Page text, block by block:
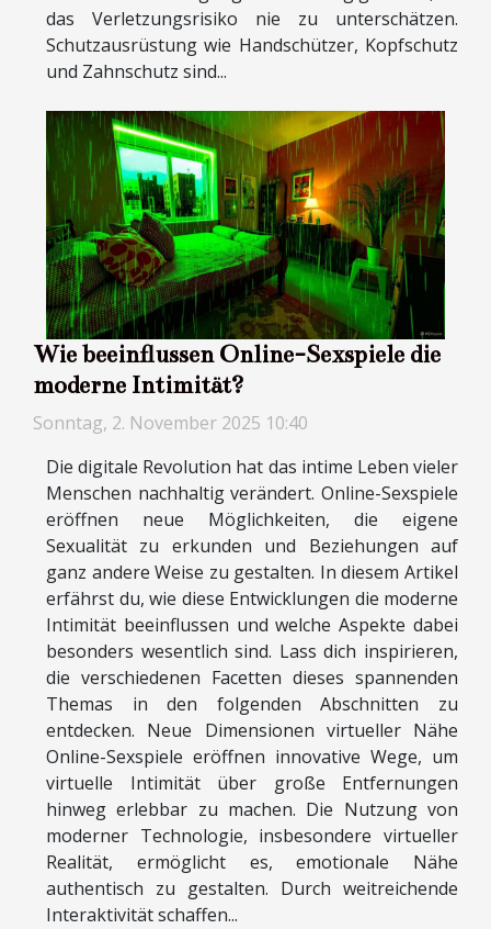
das Verletzungsrisiko nie zu unterschätzen.
Schutzausrüstung wie Handschützer, Kopfschutz
und Zahnschutz sind...
Wie beeinflussen Online-Sexspiele die
moderne Intimität?
Sonntag, 2. November 2025 10:40
Die digitale Revolution hat das intime Leben vieler
Menschen nachhaltig verändert. Online-Sexspiele
eröffnen neue Möglichkeiten, die eigene
Sexualität zu erkunden und Beziehungen auf
ganz andere Weise zu gestalten. In diesem Artikel
erfährst du, wie diese Entwicklungen die moderne
Intimität beeinflussen und welche Aspekte dabei
besonders wesentlich sind. Lass dich inspirieren,
die verschiedenen Facetten dieses spannenden
Themas in den folgenden Abschnitten zu
entdecken. Neue Dimensionen virtueller Nähe
Online-Sexspiele eröffnen innovative Wege, um
virtuelle Intimität über große Entfernungen
hinweg erlebbar zu machen. Die Nutzung von
moderner Technologie, insbesondere virtueller
Realität, ermöglicht es, emotionale Nähe
authentisch zu gestalten. Durch weitreichende
Interaktivität schaffen...